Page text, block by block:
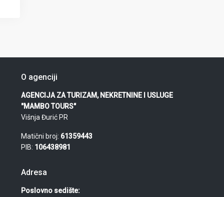
O agenciji
AGENCIJA ZA TURIZAM, NEKRETNINE I USLUGE
"MAMBO TOURS"
Višnja Đurić PR
Matični broj: 61359443
PIB: 106438981
Adresa
Poslovno sedište: